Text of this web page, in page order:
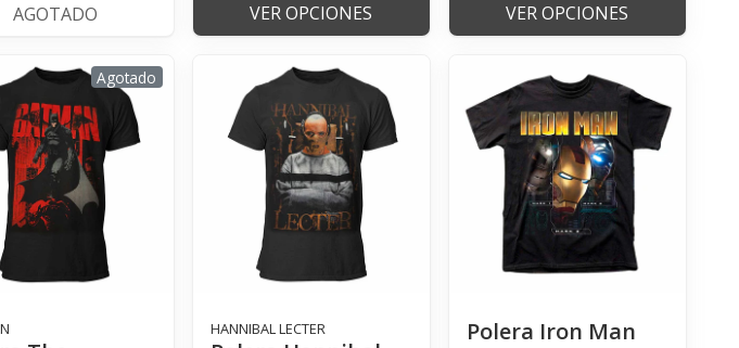
AGOTADO VER OPCIONES VER OPCIONES
Agotado
HANNIBAL LECTER
Polera Iron Man